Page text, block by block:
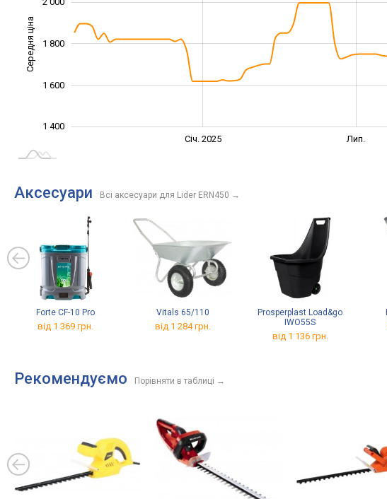
Середня ціна 1 400
1 400
1 600
1 800
Січ. 2025 Лип.
Аксесуари Всі аксесуари для Lider ERN450 →
Forte CF-10 Pro
від 1 369 грн.
Vitals 65/110
від 1 284 грн.
Prosperplast Load&go
IWO55S
від 1 136 грн.
Рекомендуємо Порівняти в таблиці →